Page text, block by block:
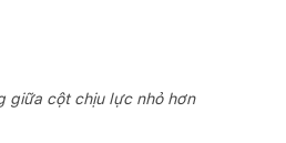
giữa cột chịu lực nhỏ hơn